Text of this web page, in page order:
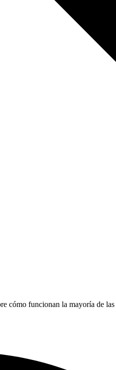
cómo funcionan la mayoría de